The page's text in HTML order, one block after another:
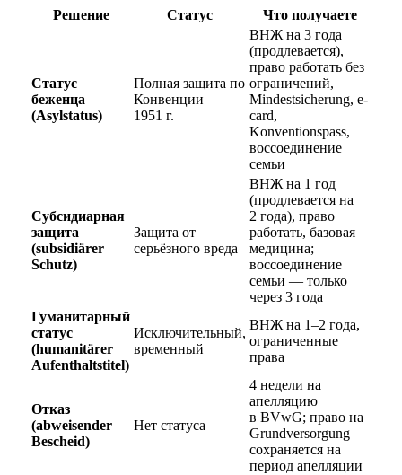
Решение Статус Что получаете
Статус
беженца
(Asylstatus)
Полная защита по
Конвенции
1951 г.
ВНЖ на 3 года
(продлевается),
право работать без
ограничений,
Mindestsicherung, e-
card,
Konventionspass,
воссоединение
семьи
Субсидиарная
защита
(subsidiärer
Schutz)
Защита от
серьёзного вреда
ВНЖ на 1 год
(продлевается на
2 года), право
работать, базовая
медицина;
воссоединение
семьи — только
через 3 года
Гуманитарный
статус
(humanitärer
Aufenthaltstitel)
Исключительный,
временный
ВНЖ на 1–2 года,
ограниченные
права
Отказ
(abweisender
Bescheid)
Нет статуса
4 недели на
апелляцию
в BVwG; право на
Grundversorgung
сохраняется на
период апелляции